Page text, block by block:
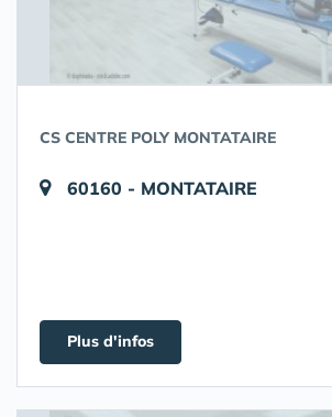
CS CENTRE POLY MONTATAIRE
60160 - MONTATAIRE
Plus d'infos